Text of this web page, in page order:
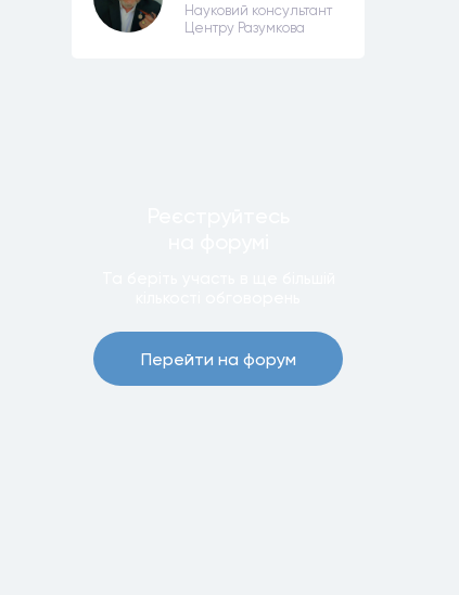
Науковий консультант
Центру Разумкова
Перейти на форум